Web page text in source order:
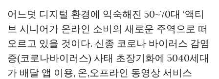
어느덧 디지털 환경에 익숙해진 50~70대 ‘액티
브 시니어가 온라인 소비의 새로운 주역으로 떠
오르고 있을 것이다. 신종 코로나 바이러스 감염
증(코로나바이러스) 사태 초장기화에 5040세대
가 배달 앱 이용, 온,오프라인 동영상 서비스